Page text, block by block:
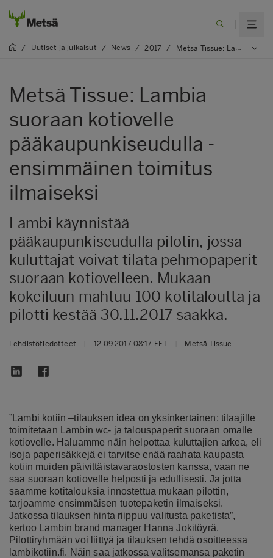
/ Uutiset ja julkaisut / News / 2017 / Metsä Tissue: Lambia suoraan kotiovelle pääkaupunkiseudulla - ensimmäinen toimitus ilmaiseksi
Metsä Tissue: Lambia
suoraan kotiovelle
pääkaupunkiseudulla -
ensimmäinen toimitus
ilmaiseksi
Lambi käynnistää
pääkaupunkiseudulla pilotin, jossa
kuluttajat voivat tilata pehmopaperit
suoraan kotiovelleen. Mukaan
kokeiluun mahtuu 100 kotitaloutta ja
pilotti kestää 30.11.2017 saakka.
Lehdistötiedotteet 12.09.2017 08:17 EET Metsä Tissue
”Lambi kotiin –tilauksen idea on yksinkertainen; tilaajille
toimitetaan Lambin wc- ja talouspaperit suoraan omalle
kotiovelle. Haluamme näin helpottaa kuluttajien arkea, eli
isoja paperisäkkejä ei tarvitse enää raahata kaupasta
kotiin muiden päivittäistavaraostosten kanssa, vaan ne
saa suoraan kotiovelle helposti ja edullisesti. Ja jotta
saamme kotitalouksia innostettua mukaan pilottin,
tarjoamme ensimmäisen tuotepaketin ilmaiseksi.
Jatkossa tilauksen hinta riippuu valitusta paketista”,
kertoo Lambin brand manager Hanna Jokitöyrä.
Pilottiryhmään voi liittyä ja tilauksen tehdä osoitteessa
lambikotiin.fi. Näin saa jatkossa valitsemansa paketin